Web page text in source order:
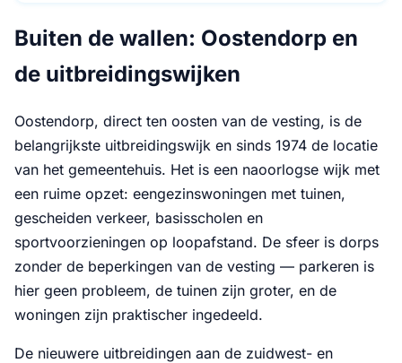
Buiten de wallen: Oostendorp en
de uitbreidingswijken
Oostendorp, direct ten oosten van de vesting, is de
belangrijkste uitbreidingswijk en sinds 1974 de locatie
van het gemeentehuis. Het is een naoorlogse wijk met
een ruime opzet: eengezinswoningen met tuinen,
gescheiden verkeer, basisscholen en
sportvoorzieningen op loopafstand. De sfeer is dorps
zonder de beperkingen van de vesting — parkeren is
hier geen probleem, de tuinen zijn groter, en de
woningen zijn praktischer ingedeeld.
De nieuwere uitbreidingen aan de zuidwest- en